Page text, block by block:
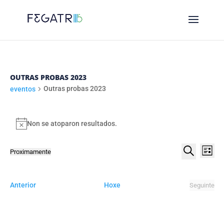
OUTRAS PROBAS 2023
eventos Outras probas 2023
EVENTOS
Notice
Non se atoparon resultados.
DE
List
Proximamente
Anterioreventos Hoxe
Seguinte